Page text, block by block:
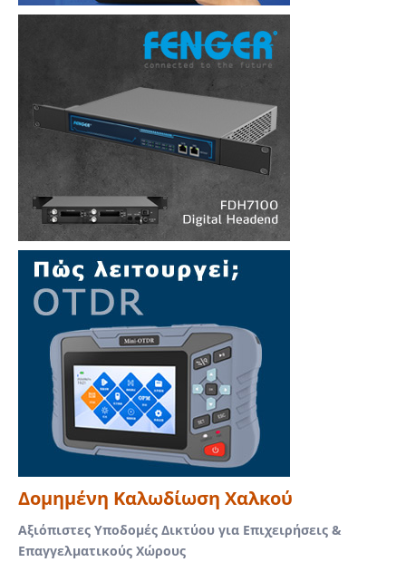
Δομημένη Καλωδίωση Χαλκού
Αξιόπιστες Υποδομές Δικτύου για Επιχειρήσεις &
Επαγγελματικούς Χώρους